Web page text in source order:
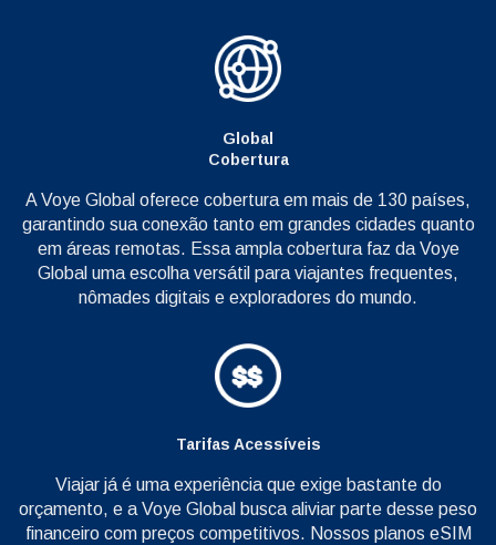
Global
Cobertura
A Voye Global oferece cobertura em mais de 130 países,
garantindo sua conexão tanto em grandes cidades quanto
em áreas remotas. Essa ampla cobertura faz da Voye
Global uma escolha versátil para viajantes frequentes,
nômades digitais e exploradores do mundo.
Tarifas Acessíveis
Viajar já é uma experiência que exige bastante do
orçamento, e a Voye Global busca aliviar parte desse peso
financeiro com preços competitivos. Nossos planos eSIM